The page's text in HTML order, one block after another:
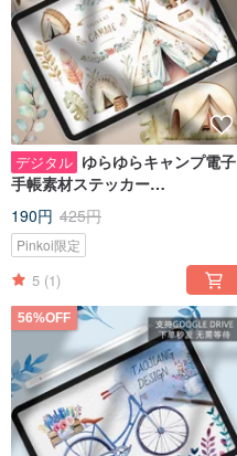
デジタル ゆらゆらキャンプ電子
手帳素材ステッカー
notability/goodnotes IPADノー
ト手帳
190円 425円
Pinkoi限定
5 (1)
56%OFF